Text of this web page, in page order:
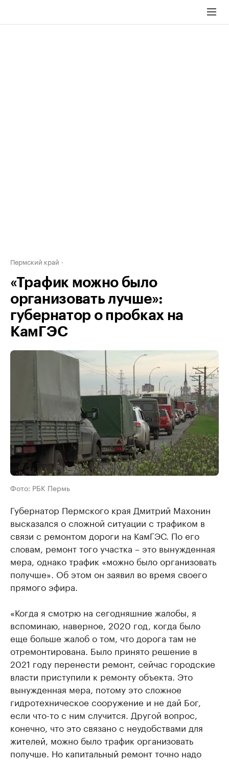
Пермский край
«Трафик можно было
организовать лучше»:
губернатор о пробках на
КамГЭС
Фото: РБК Пермь
Губернатор Пермского края Дмитрий Махонин
высказался о сложной ситуации с трафиком в
связи с ремонтом дороги на КамГЭС. По его
словам, ремонт того участка – это вынужденная
мера, однако трафик «можно было организовать
получше». Об этом он заявил во время своего
прямого эфира.
«Когда я смотрю на сегодняшние жалобы, я
вспоминаю, наверное, 2020 год, когда было
еще больше жалоб о том, что дорога там не
отремонтирована. Было принято решение в
2021 году перенести ремонт, сейчас городские
власти приступили к ремонту объекта. Это
вынужденная мера, потому это сложное
гидротехническое сооружение и не дай Бог,
если что-то с ним случится. Другой вопрос,
конечно, что это связано с неудобствами для
жителей, можно было трафик организовать
получше. Но капитальный ремонт точно надо